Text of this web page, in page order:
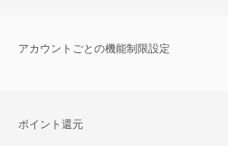
アカウントごとの機能制限設定
ポイント還元